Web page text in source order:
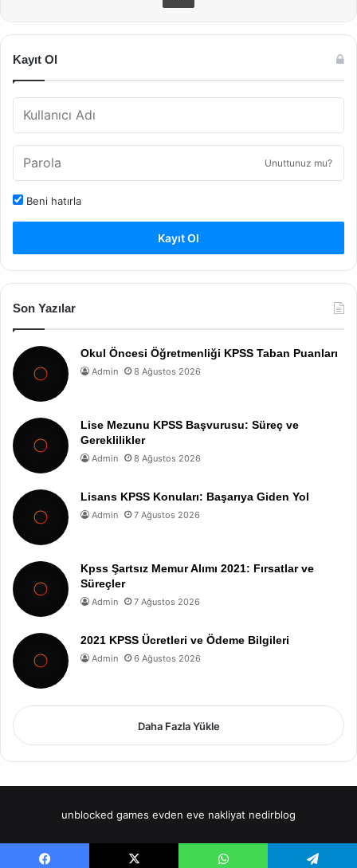
Kayıt Ol
Unuttunuz mu?
Beni hatırla
Kayıt Ol
Son Yazılar
Okul Öncesi Öğretmenliği KPSS Taban Puanları
Admin 8 Ağustos 2026
Lise Mezunu KPSS Başvurusu: Süreç ve
Gereklilikler
Admin 8 Ağustos 2026
Lisans KPSS Konuları: Başarıya Giden Yol
Admin 7 Ağustos 2026
Kpss Şartsız Memur Alımı 2021: Fırsatlar ve
Süreçler
Admin 7 Ağustos 2026
2021 KPSS Ücretleri ve Ödeme Bilgileri
Admin 6 Ağustos 2026
Daha Fazla Yükle
unblocked games evden eve nakliyat nedirblog